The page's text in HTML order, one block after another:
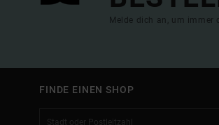
Melde dich an, um immer
FINDE EINEN SHOP